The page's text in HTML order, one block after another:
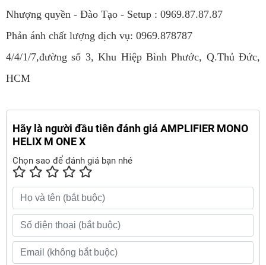
Nhượng quyền - Đào Tạo - Setup : 0969.87.87.87
Phản ánh chất lượng dịch vụ: 0969.878787
4/4/1/7,đường số 3, Khu Hiệp Bình Phước, Q.Thủ Đức,
HCM
Hãy là người đầu tiên đánh giá AMPLIFIER MONO
HELIX M ONE X
Chọn sao để đánh giá bạn nhé